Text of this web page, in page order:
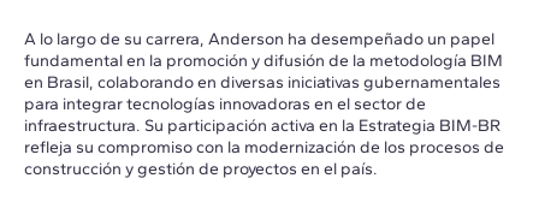
A lo largo de su carrera, Anderson ha desempeñado un papel
fundamental en la promoción y difusión de la metodología BIM
en Brasil, colaborando en diversas iniciativas gubernamentales
para integrar tecnologías innovadoras en el sector de
infraestructura. Su participación activa en la Estrategia BIM-BR
refleja su compromiso con la modernización de los procesos de
construcción y gestión de proyectos en el país.